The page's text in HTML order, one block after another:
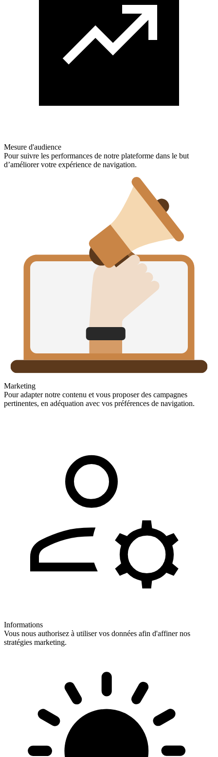
Mesure d'audience
Pour suivre les performances de notre plateforme dans le but
d’améliorer votre expérience de navigation.
Marketing
Pour adapter notre contenu et vous proposer des campagnes
pertinentes, en adéquation avec vos préférences de navigation.
Informations
Vous nous authorisez à utiliser vos données afin d'affiner nos
stratégies marketing.